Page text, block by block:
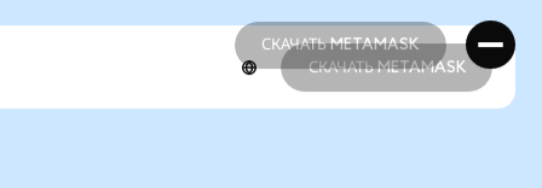
СКАЧАТЬ METAMASK
СКАЧАТЬ METAMASK
СКАЧАТЬ METAMASK